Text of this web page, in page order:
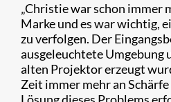
„Christie war schon immer
Marke und es war wichtig,
zu verfolgen. Der
ausgeleuchtete Umgebung
alten Projektor erzeugt
Zeit immer mehr an